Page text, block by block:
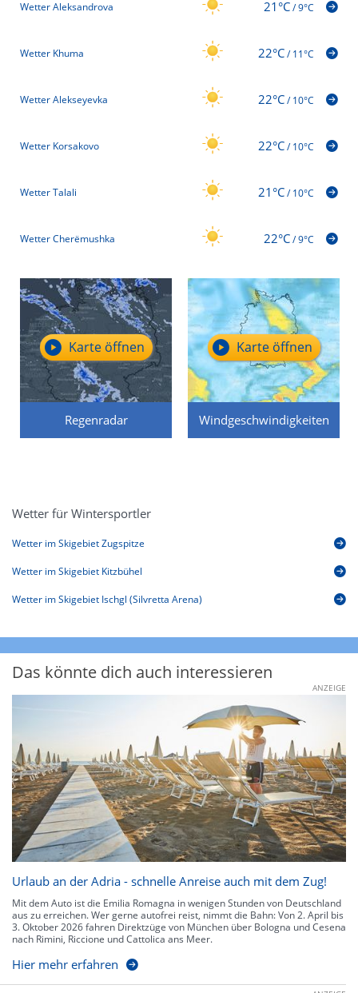
Wetter Aleksandrova 21°C/9°C
Wetter Khuma 22°C/11°C
Wetter Alekseyevka 22°C/10°C
Wetter Korsakovo 22°C/10°C
Wetter Talali 21°C/10°C
Wetter Cherëmushka 22°C/9°C
Regenradar
Karte öffnen
Windgeschwindigkeiten
Karte öffnen
Wetter für Wintersportler
Wetter im Skigebiet Zugspitze
Wetter im Skigebiet Kitzbühel
Wetter im Skigebiet Ischgl (Silvretta Arena)
Das könnte dich auch interessieren
ANZEIGE
Urlaub an der Adria - schnelle Anreise auch mit dem Zug!
Mit dem Auto ist die Emilia Romagna in wenigen Stunden von Deutschland
aus zu erreichen. Wer gerne autofrei reist, nimmt die Bahn: Von 2. April bis
3. Oktober 2026 fahren Direktzüge von München über Bologna und Cesena
nach Rimini, Riccione und Cattolica ans Meer.
Hier mehr erfahren